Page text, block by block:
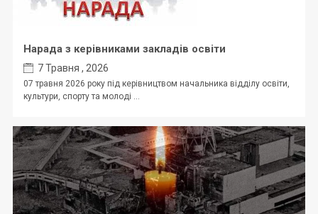
Нарада з керівниками закладів освіти
7 Травня , 2026
07 травня 2026 року під керівництвом начальника відділу освіти,
культури, спорту та молоді ...